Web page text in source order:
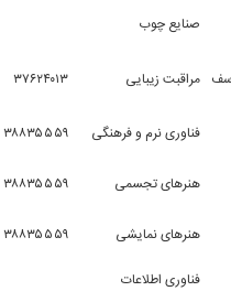
صنایع چوب
مراقبت زیبایی ۳۷۶۲۴۰۱۳
فناوری نرم و فرهنگی ۳۸۸۳۵۵۵۹
هنرهای تجسمی ۳۸۸۳۵۵۵۹
هنرهای نمایشی ۳۸۸۳۵۵۵۹
فناوری اطلاعات